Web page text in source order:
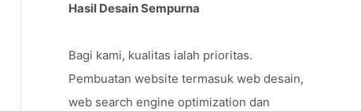
Hasil Desain Sempurna
Bagi kami, kualitas ialah prioritas.
Pembuatan website termasuk web desain,
web search engine optimization dan